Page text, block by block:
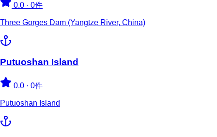
0.0 · 0件
Three Gorges Dam (Yangtze River, China)
Putuoshan Island
0.0 · 0件
Putuoshan Island